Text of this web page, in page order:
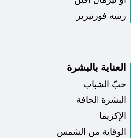
رينيه فورتيرير
العناية بالبشرة
حبّ الشباب
البشرة الجافة
الإكزيما
الوقاية من الشمس